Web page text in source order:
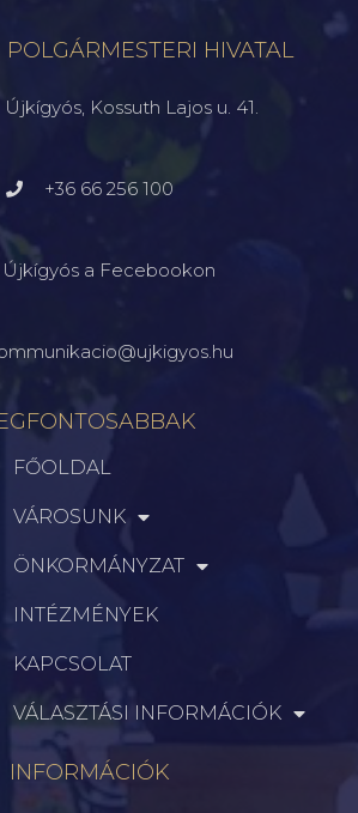
POLGÁRMESTERI HIVATAL
Újkígyós, Kossuth Lajos u. 41.
+36 66 256 100
Újkígyós a Fecebookon
FŐOLDAL
VÁROSUNK
ÖNKORMÁNYZAT
INTÉZMÉNYEK
KAPCSOLAT
VÁLASZTÁSI INFORMÁCIÓK
INFORMÁCIÓK